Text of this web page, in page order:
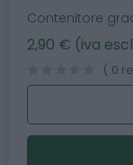
Contenitore
2,90 € (iva
( 0